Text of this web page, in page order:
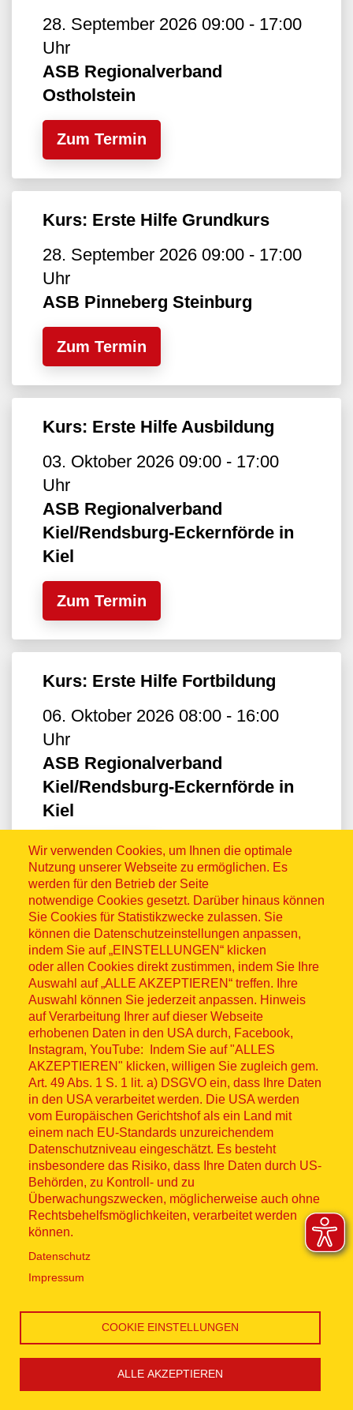
28. September 2026 09:00 - 17:00
Uhr
ASB Regionalverband
Ostholstein
Zum Termin
Kurs: Erste Hilfe Grundkurs
28. September 2026 09:00 - 17:00
Uhr
ASB Pinneberg Steinburg
Zum Termin
Kurs: Erste Hilfe Ausbildung
03. Oktober 2026 09:00 - 17:00
Uhr
ASB Regionalverband
Kiel/Rendsburg-Eckernförde in
Kiel
Zum Termin
Kurs: Erste Hilfe Fortbildung
06. Oktober 2026 08:00 - 16:00
Uhr
ASB Regionalverband
Kiel/Rendsburg-Eckernförde in
Kiel
Zum Termin
Kurs: Erste Hilfe Grundkurs
07. Oktober 2026 09:00 - 17:00
Uhr
ASB Pinneberg Steinburg
Zum Termin
Kurs: Erste Hilfe Ausbildung
08. Oktober 2026 08:00 - 16:00
Uhr
ASB Regionalverband
Kiel/Rendsburg-Eckernförde in
Kiel
Zum Termin
Kurs: Erste Hilfe Grundkurs
Wir verwenden Cookies, um Ihnen die optimale
Nutzung unserer Webseite zu ermöglichen. Es
werden für den Betrieb der Seite
notwendige Cookies gesetzt. Darüber hinaus können
Sie Cookies für Statistikzwecke zulassen. Sie
können die Datenschutzeinstellungen anpassen,
indem Sie auf „EINSTELLUNGEN“ klicken
oder allen Cookies direkt zustimmen, indem Sie Ihre
Auswahl auf „ALLE AKZEPTIEREN“ treffen. Ihre
Auswahl können Sie jederzeit anpassen. Hinweis
auf Verarbeitung Ihrer auf dieser Webseite
erhobenen Daten in den USA durch, Facebook,
Instagram, YouTube: Indem Sie auf "ALLES
AKZEPTIEREN" klicken, willigen Sie zugleich gem.
Art. 49 Abs. 1 S. 1 lit. a) DSGVO ein, dass Ihre Daten
in den USA verarbeitet werden. Die USA werden
vom Europäischen Gerichtshof als ein Land mit
einem nach EU-Standards unzureichendem
Datenschutzniveau eingeschätzt. Es besteht
insbesondere das Risiko, dass Ihre Daten durch US-
Behörden, zu Kontroll- und zu
Überwachungszwecken, möglicherweise auch ohne
Rechtsbehelfsmöglichkeiten, verarbeitet werden
können.
Datenschutz
Impressum
COOKIE EINSTELLUNGEN
ALLE AKZEPTIEREN